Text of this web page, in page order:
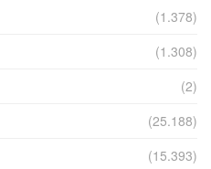
(1.378)
(1.308)
(2)
(25.188)
(15.393)